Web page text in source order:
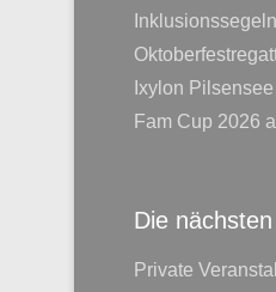
Ixylon
Fam Cup 2026
Die
Private